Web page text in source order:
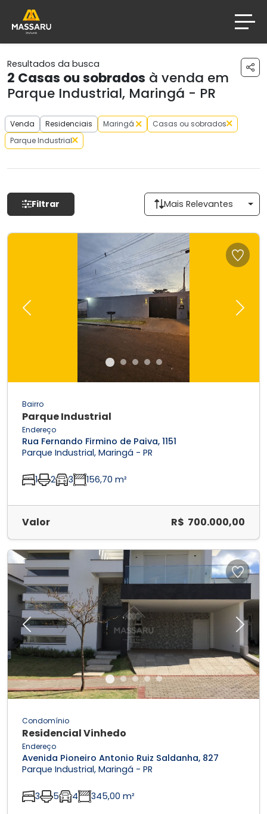
Resultados da busca
2 Casas ou sobrados à venda em
Parque Industrial, Maringá - PR
Venda Residenciais Maringá
Casas ou sobrados
Parque Industrial
Filtrar Mais Relevantes
Previous Next
Bairro
Parque Industrial
Endereço
Rua Fernando Firmino de Paiva, 1151
Parque Industrial, Maringá - PR
1 2 3 156,70 m²
Valor R$ 700.000,00
Previous Next
Condomínio
Residencial Vinhedo
Endereço
Avenida Pioneiro Antonio Ruiz Saldanha, 827
Parque Industrial, Maringá - PR
3 5 4 345,00 m²